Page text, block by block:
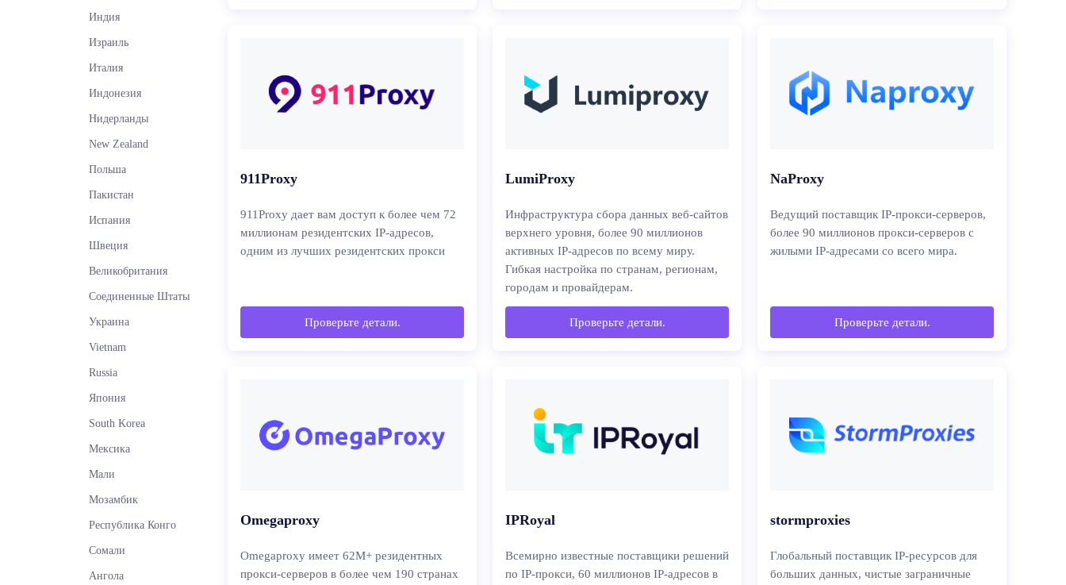
Индия
Израиль
Италия
Индонезия
Нидерланды
New Zealand
Польша
Пакистан
Испания
Швеция
Великобритания
Соединенные Штаты
Украина
Vietnam
Russia
Япония
South Korea
Мексика
Мали
Мозамбик
Республика Конго
Сомали
Ангола
911Proxy
911Proxy дает вам доступ к более чем 72
миллионам резидентских IP-адресов,
одним из лучших резидентских прокси
Проверьте детали.
LumiProxy
Инфраструктура сбора данных веб-сайтов
верхнего уровня, более 90 миллионов
активных IP-адресов по всему миру.
Гибкая настройка по странам, регионам,
городам и провайдерам.
Проверьте детали.
NaProxy
Ведущий поставщик IP-прокси-серверов,
более 90 миллионов прокси-серверов с
жилыми IP-адресами со всего мира.
Проверьте детали.
Omegaproxy
Omegaproxy имеет 62M+ резидентных
прокси-серверов в более чем 190 странах
IPRoyal
Всемирно известные поставщики решений
по IP-прокси, 60 миллионов IP-адресов в
stormproxies
Глобальный поставщик IP-ресурсов для
больших данных, чистые заграничные